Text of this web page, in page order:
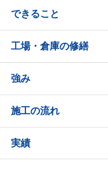
できること
工場・倉庫の修繕
強み
施工の流れ
実績